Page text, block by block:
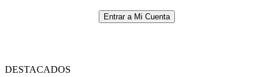
Entrar a Mi Cuenta
DESTACADOS